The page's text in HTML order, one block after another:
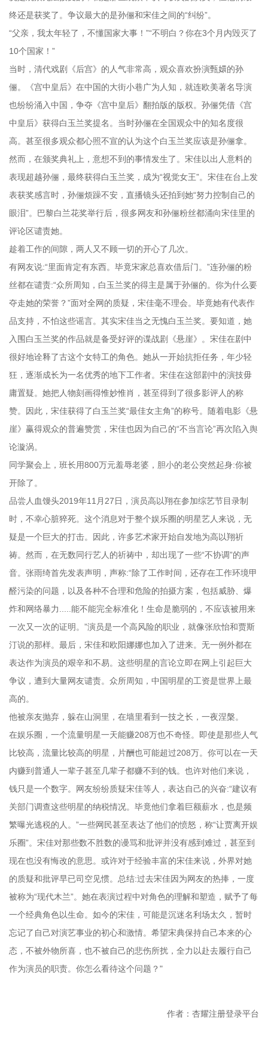
终还是获奖了。争议最大的是孙俪和宋佳之间的“纠纷”。
“父亲，我太年轻了，不懂国家大事！”“不明白？你在3个月内毁灭了
10个国家！”
当时，清代戏剧《后宫》的人气非常高，观众喜欢扮演甄嬛的孙
俪。《宫中皇后》在中国的大街小巷广为人知，就连欧美著名导演
也纷纷涌入中国，争夺《宫中皇后》翻拍版的版权。孙俪凭借《宫
中皇后》获得白玉兰奖提名。当时孙俪在全国观众中的知名度很
高。甚至很多观众都心照不宣的认为这个白玉兰奖应该是孙俪拿。
然而，在颁奖典礼上，意想不到的事情发生了。宋佳以出人意料的
表现超越孙俪，最终获得白玉兰奖，成为“视觉女王”。宋佳在台上发
表获奖感言时，孙俪烦躁不安，直播镜头还拍到她“努力控制自己的
眼泪”。巴黎白兰花奖举行后，很多网友和孙俪粉丝都涌向宋佳里的
评论区谴责她。
趁着工作的间隙，两人又不顾一切的开心了几次。
有网友说:“里面肯定有东西。毕竟宋家总喜欢借后门。”连孙俪的粉
丝都在谴责:“众所周知，白玉兰奖的得主是属于孙俪的。你为什么要
夺走她的荣誉？”面对全网的质疑，宋佳毫不理会。毕竟她有代表作
品支持，不怕这些谣言。其实宋佳当之无愧白玉兰奖。要知道，她
入围白玉兰奖的作品就是备受好评的谍战剧《悬崖》。宋佳在剧中
很好地诠释了古这个女特工的角色。她从一开始抗拒任务，年少轻
狂，逐渐成长为一名优秀的地下工作者。宋佳在这部剧中的演技毋
庸置疑。她把人物刻画得惟妙惟肖，甚至得到了很多影评人的称
赞。因此，宋佳获得了白玉兰奖“最佳女主角”的称号。随着电影《悬
崖》赢得观众的普遍赞赏，宋佳也因为自己的“不当言论”再次陷入舆
论漩涡。
同学聚会上，班长用800万元羞辱老婆，胆小的老公突然起身:你被
开除了。
品尝人血馒头2019年11月27日，演员高以翔在参加综艺节目录制
时，不幸心脏猝死。这个消息对于整个娱乐圈的明星艺人来说，无
疑是一个巨大的打击。因此，许多艺术家开始自发地为高以翔祈
祷。然而，在无数同行艺人的祈祷中，却出现了一些“不协调”的声
音。张雨绮首先发表声明，声称:“除了工作时间，还存在工作环境甲
醛污染的问题，以及各种不合理和危险的拍摄方案，包括威胁、爆
炸和网络暴力.....能不能完全标准化！生命是脆弱的，不应该被用来
一次又一次的证明。”演员是一个高风险的职业，就像张欣怡和贾斯
汀说的那样。最后，宋佳和欧阳娜娜也加入了进来。无一例外都在
表达作为演员的艰辛和不易。这些明星的言论立即在网上引起巨大
争议，遭到大量网友谴责。众所周知，中国明星的工资是世界上最
高的。
他被亲友抛弃，躲在山洞里，在墙里看到一技之长，一夜涅槃。
在娱乐圈，一个流量明星一天能赚208万也不奇怪。即使是那些人气
比较高，流量比较高的明星，片酬也可能超过208万。你可以在一天
内赚到普通人一辈子甚至几辈子都赚不到的钱。也许对他们来说，
钱只是一个数字。网友纷纷质疑宋佳等人，表达自己的兴奋:“建议有
关部门调查这些明星的纳税情况。毕竟他们拿着巨额薪水，也是频
繁曝光逃税的人。”一些网民甚至表达了他们的愤怒，称“让贾离开娱
乐圈”。宋佳对那些数不胜数的谩骂和批评并没有感到难过，甚至到
现在也没有悔改的意思。或许对于经验丰富的宋佳来说，外界对她
的质疑和批评早已司空见惯。总结:过去宋佳因为网友的热捧，一度
被称为“现代木兰”。她在表演过程中对角色的理解和塑造，赋予了每
一个经典角色以生命。如今的宋佳，可能是沉迷名利场太久，暂时
忘记了自己对演艺事业的初心和激情。希望宋典保持自己本来的心
态，不被外物所喜，也不被自己的悲伤所扰，全力以赴去履行自己
作为演员的职责。你怎么看待这个问题？"
作者：杏耀注册登录平台